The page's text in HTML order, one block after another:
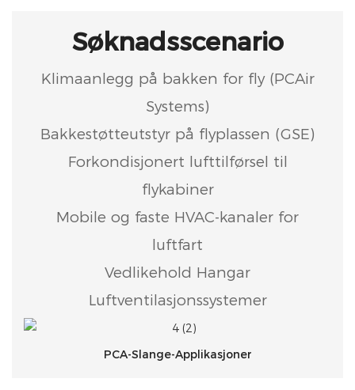
Søknadsscenario
Klimaanlegg på bakken for fly (PCAir
Systems)
Bakkestøtteutstyr på flyplassen (GSE)
Forkondisjonert lufttilførsel til
flykabiner
Mobile og faste HVAC-kanaler for
luftfart
Vedlikehold Hangar
Luftventilasjonssystemer
PCA-Slange-Applikasjoner